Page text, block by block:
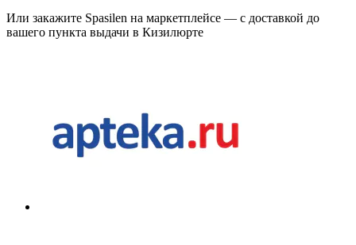
Или закажите Spasilen на маркетплейсе — с доставкой до
вашего пункта выдачи в Кизилюрте